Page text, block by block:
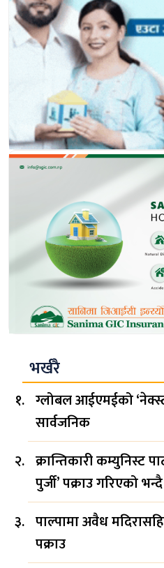
भर्खरै
ग्लोबल आईएमईको
सार्वजनिक
क्रान्तिकारी कम्युनिस्ट
पुर्जी’ पक्राउ गरिएको भन्दै
पाल्पामा अवैध
पक्राउ